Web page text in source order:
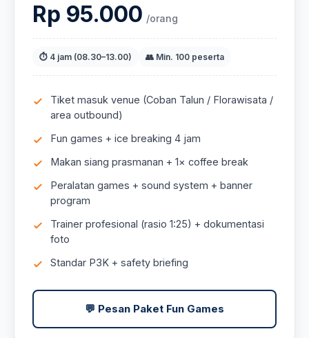
Rp 95.000 /orang
⏱ 4 jam (08.30–13.00) 👥 Min. 100 peserta
Tiket masuk venue (Coban Talun / Florawisata /
area outbound)
Fun games + ice breaking 4 jam
Makan siang prasmanan + 1× coffee break
Peralatan games + sound system + banner
program
Trainer profesional (rasio 1:25) + dokumentasi
foto
Standar P3K + safety briefing
💬 Pesan Paket Fun Games